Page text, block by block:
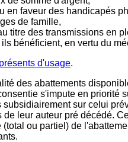
en faveur des handicapés
de famille,
titre des transmissions en
bénéficient, en vertu du
présents d'usage.
des abattements
s'impute en priorité
sur celui
leur auteur pré décédé.
ou partiel) de